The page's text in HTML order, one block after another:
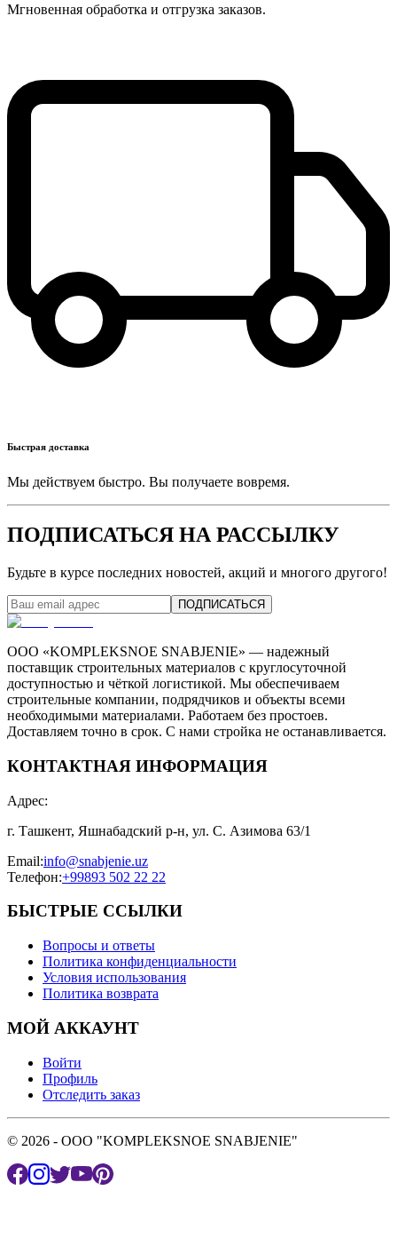
Мгновенная обработка и отгрузка заказов.
Быстрая доставка
Мы действуем быстро. Вы получаете вовремя.
ПОДПИСАТЬСЯ НА РАССЫЛКУ
Будьте в курсе последних новостей, акций и многого другого!
ПОДПИСАТЬСЯ
ООО «KOMPLEKSNOE SNABJENIE» — надежный
поставщик строительных материалов с круглосуточной
доступностью и чёткой логистикой. Мы обеспечиваем
строительные компании, подрядчиков и объекты всеми
необходимыми материалами. Работаем без простоев.
Доставляем точно в срок. С нами стройка не останавливается.
КОНТАКТНАЯ ИНФОРМАЦИЯ
Адрес:
г. Ташкент, Яшнабадский р-н, ул. С. Азимова 63/1
Email:info@snabjenie.uz
Телефон:+99893 502 22 22
БЫСТРЫЕ ССЫЛКИ
Вопросы и ответы
Политика конфиденциальности
Условия использования
Политика возврата
МОЙ АККАУНТ
Войти
Профиль
Отследить заказ
© 2026 - OOO "KOMPLEKSNOE SNABJENIE"